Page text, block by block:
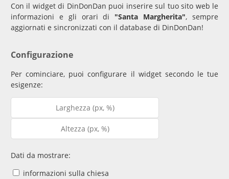
Con il widget di DinDonDan puoi inserire sul tuo sito web le
informazioni e gli orari di "Santa Margherita", sempre
aggiornati e sincronizzati con il database di DinDonDan!
Configurazione
Per cominciare, puoi configurare il widget secondo le tue
esigenze:
Dati da mostrare:
informazioni sulla chiesa